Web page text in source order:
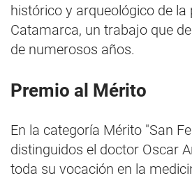
histórico y arqueológico de la
Catamarca, un trabajo que
de numerosos años.
Premio al Mérito
En la categoría Mérito "San
distinguidos el doctor Oscar
toda su vocación en la